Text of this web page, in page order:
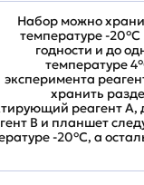
Набор можно
температуре -20°C
годности и до
температуре
эксперимента
хранить
реагент
B и планшет
-20°C, а